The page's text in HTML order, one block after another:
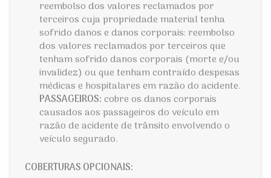
reembolso dos valores reclamados por
terceiros cuja propriedade material tenha
sofrido danos e danos corporais: reembolso
dos valores reclamados por terceiros que
tenham sofrido danos corporais (morte e/ou
invalidez) ou que tenham contraído despesas
médicas e hospitalares em razão do acidente.
PASSAGEIROS:cobre os danos corporais
causados aos passageiros do veículo em
razão de acidente de trânsito envolvendo o
veículo segurado.
COBERTURAS OPCIONAIS: